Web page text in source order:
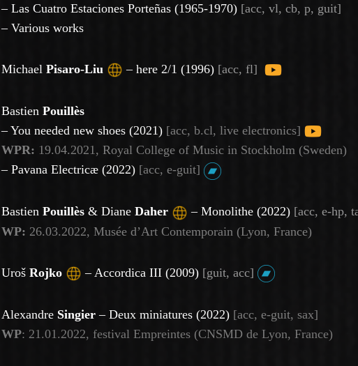
– Las Cuatro Estaciones Porteñas (1965-1970) [acc, vl, cb, p, guit]
– Various works
Michael Pisaro-Liu – here 2/1 (1996) [acc, fl]
Bastien Pouillès
– You needed new shoes (2021) [acc, b.cl, live electronics]
WPR: 19.04.2021, Royal College of Music in Stockholm (Sweden)
– Pavana Electricæ (2022)[acc, e-guit]
Bastien Pouillès& Diane Daher – Monolithe (2022) [acc, e-hp,
WP: 26.03.2022, Musée d’Art Contemporain (Lyon, France)
Uroš Rojko –Accordica III (2009)[guit, acc]
Alexandre Singier– Deux miniatures (2022) [acc, e-guit, sax]
WP: 21.01.2022, festival Empreintes (CNSMD de Lyon, France)